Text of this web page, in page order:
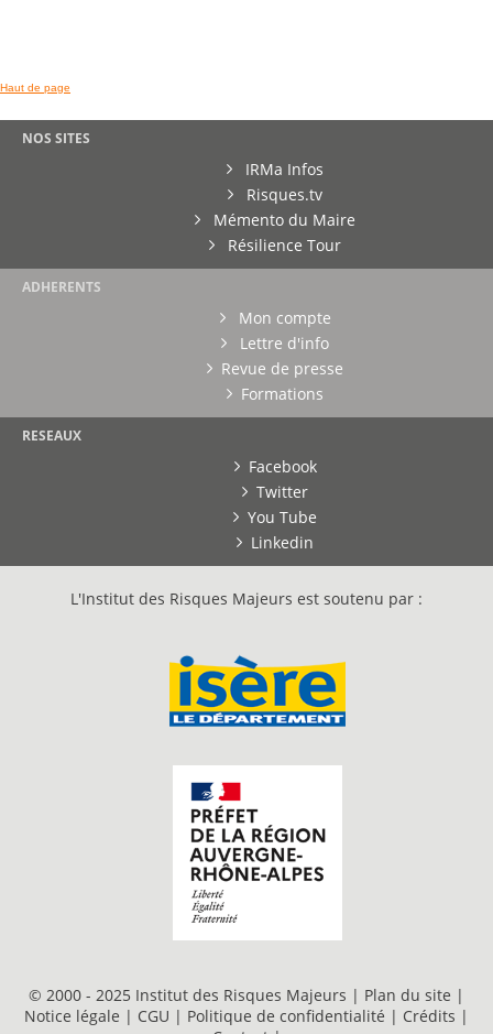
Haut de page
NOS SITES
IRMa Infos
Risques.tv
Mémento du Maire
Résilience Tour
ADHERENTS
Mon compte
Lettre d'info
Revue de presse
Formations
RESEAUX
Facebook
Twitter
You Tube
Linkedin
L'Institut des Risques Majeurs est soutenu par :
© 2000 - 2025 Institut des Risques Majeurs | Plan du site |
Notice légale | CGU | Politique de confidentialité | Crédits |